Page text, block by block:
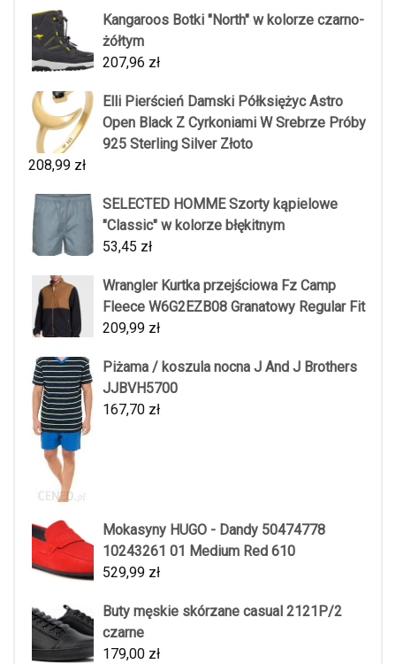
Kangaroos Botki "North" w kolorze czarno-
żółtym
207,96 zł
Elli Pierścień Damski Półksiężyc Astro
Open Black Z Cyrkoniami W Srebrze Próby
925 Sterling Silver Złoto
208,99 zł
SELECTED HOMME Szorty kąpielowe
"Classic" w kolorze błękitnym
53,45 zł
Wrangler Kurtka przejściowa Fz Camp
Fleece W6G2EZB08 Granatowy Regular Fit
209,99 zł
Piżama / koszula nocna J And J Brothers
JJBVH5700
167,70 zł
Mokasyny HUGO - Dandy 50474778
10243261 01 Medium Red 610
529,99 zł
Buty męskie skórzane casual 2121P/2
czarne
179,00 zł